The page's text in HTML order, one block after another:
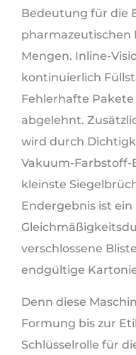
Bedeutung für die
pharmazeutischen
Mengen. Inline-
kontinuierlich
Fehlerhafte
abgelehnt.
wird durch
Vakuum-Farbstoff-
kleinste
Endergebnis ist ein
verschlossene
endgültige
Denn diese
Formung bis zur
Schlüsselrolle für